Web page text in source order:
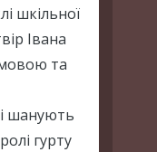
шкільної
Івана
та
шанують
гурту